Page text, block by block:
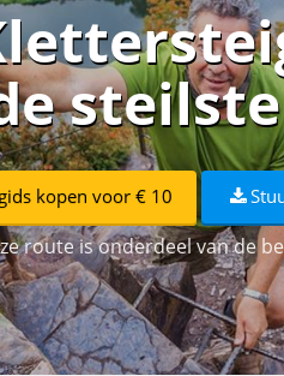
kopen voor € 10
route is onderdeel van de